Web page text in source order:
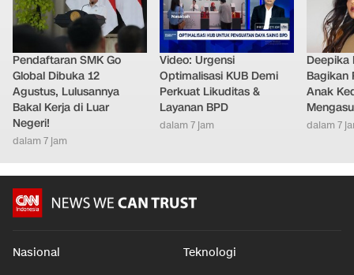
Pendaftaran SMK Go
Global Dibuka 12
Agustus, Lulusannya
Bakal Kerja di Luar
Negeri!
dalam 7 jam
Video: Urgensi
Optimalisasi KUB Demi
Perkuat Likuditas &
Layanan BPD
dalam 7 jam
Deepika
Bagikan
Anak
dalam 7
Nasional Teknologi